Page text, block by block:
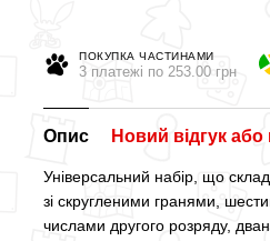
ПОКУПКА ЧАСТИНАМИ
3 платежі по 253.00 грн
Опис Новий відгук
Універсальний набір, що
зі скругленими гранями,
числами другого розряду,